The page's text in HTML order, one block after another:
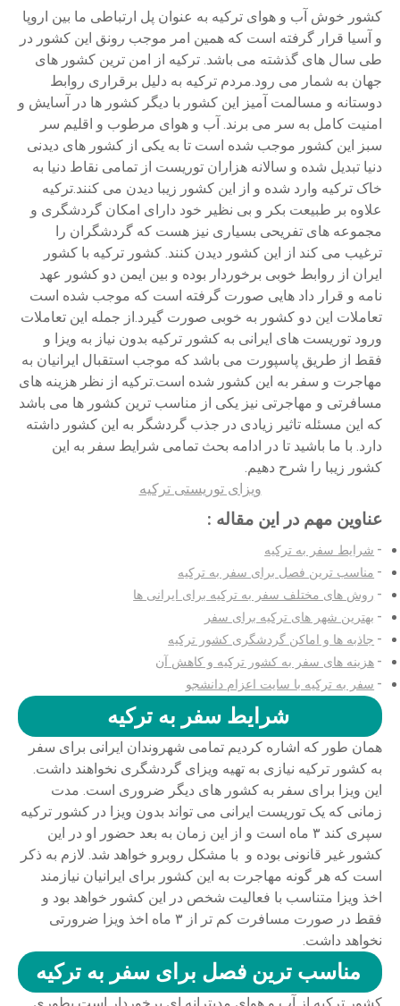
کشور خوش آب و هوای ترکیه به عنوان پل ارتباطی ما بین اروپا
و آسیا قرار گرفته است که همین امر موجب رونق این کشور در
طی سال های گذشته می باشد. ترکیه از امن ترین کشور های
جهان به شمار می رود.مردم ترکیه به دلیل برقراری روابط
دوستانه و مسالمت آمیز این کشور با دیگر کشور ها در آسایش و
امنیت کامل به سر می برند. آب و هوای مرطوب و اقلیم سر
سبز این کشور موجب شده است تا به یکی از کشور های دیدنی
دنیا تبدیل شده و سالانه هزاران توریست از تمامی نقاط دنیا به
خاک ترکیه وارد شده و از این کشور زیبا دیدن می کنند.ترکیه
علاوه بر طبیعت بکر و بی نظیر خود دارای امکان گردشگری و
مجموعه های تفریحی بسیاری نیز هست که گردشگران را
ترغیب می کند از این کشور دیدن کنند. کشور ترکیه با کشور
ایران از روابط خوبی برخوردار بوده و بین ایمن دو کشور عهد
نامه و قرار داد هایی صورت گرفته است که موجب شده است
تعاملات این دو کشور به خوبی صورت گیرد.از جمله این تعاملات
ورود توریست های ایرانی به کشور ترکیه بدون نیاز به ویزا و
فقط از طریق پاسپورت می باشد که موجب استقبال ایرانیان به
مهاجرت و سفر به این کشور شده است.ترکیه از نظر هزینه های
مسافرتی و مهاجرتی نیز یکی از مناسب ترین کشور ها می باشد
که این مسئله تاثیر زیادی در جذب گردشگر به این کشور داشته
دارد. با ما باشید تا در ادامه بحث تمامی شرایط سفر به این
کشور زیبا را شرح دهیم.
ویزای توریستی ترکیه
عناوین مهم در این مقاله :
شرایط سفر به ترکیه
مناسب ترین فصل برای سفر به ترکیه
روش های مختلف سفر به ترکیه برای ایرانی ها
بهترین شهر های ترکیه برای سفر
جاذبه ها و اماکن گردشگری کشور ترکیه
هزینه های سفر به کشور ترکیه و کاهش آن
سفر به ترکیه با سایت اعزام دانشجو
شرایط سفر به ترکیه
همان طور که اشاره کردیم تمامی شهروندان ایرانی برای سفر
به کشور ترکیه نیازی به تهیه ویزای گردشگری نخواهند داشت.
این ویزا برای سفر به کشور های دیگر ضروری است. مدت
زمانی که یک توریست ایرانی می تواند بدون ویزا در کشور ترکیه
سپری کند ۳ ماه است و از این زمان به بعد حضور او در این
کشور غیر قانونی بوده و با مشکل روبرو خواهد شد. لازم به ذکر
است که هر گونه مهاجرت به این کشور برای ایرانیان نیازمند
اخذ ویزا متناسب با فعالیت شخص در این کشور خواهد بود و
فقط در صورت مسافرت کم تر از ۳ ماه اخذ ویزا ضرورتی
نخواهد داشت.
مناسب ترین فصل برای سفر به ترکیه